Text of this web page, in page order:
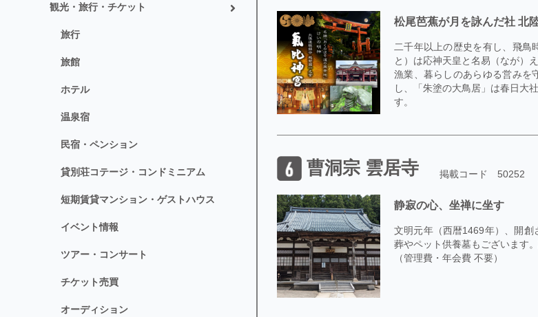
観光・旅行・チケット
旅行
旅館
ホテル
温泉宿
民宿・ペンション
貸別荘コテージ・コンドミニアム
短期賃貸マンション・ゲストハウス
イベント情報
ツアー・コンサート
チケット売買
オーディション
松尾芭蕉が月を詠んだ社 北
二千年以上の歴史を有し、飛鳥
と）は応神天皇と名易（なが）
漁業、暮らしのあらゆる営みを
し、「朱塗の大鳥居」は春日大
す。
曹洞宗 雲居寺 掲載コード 50252
静寂の心、坐禅に坐す
文明元年（西暦1469年）、開
葬やペット供養墓もございます
（管理費・年会費 不要）